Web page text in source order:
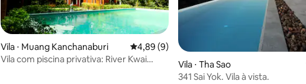
Vila ⋅ Muang Kanchanaburi 4,89 de uma avaliação média de 5, 9
4,89 (9)
Vila com piscina privativa: River Kwai
Vila ⋅ Tha Sao
341 Sai Yok. Vila à vista.